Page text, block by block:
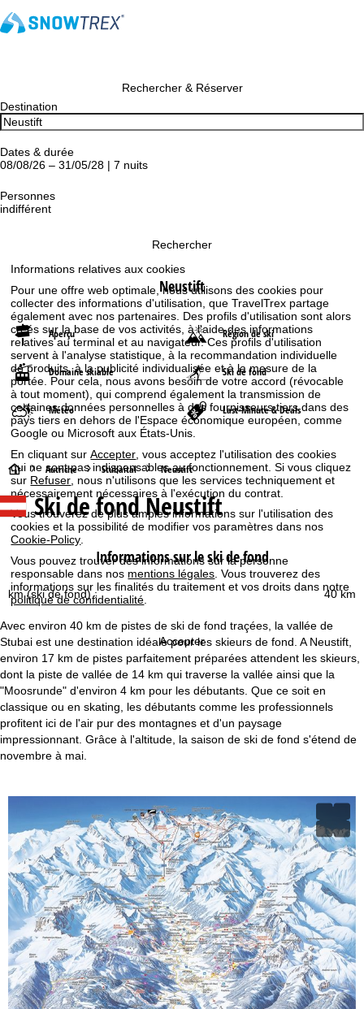
Informations relatives aux cookies
Pour une offre web optimale, nous utilisons des cookies pour
collecter des informations d'utilisation, que TravelTrex partage
également avec nos partenaires. Des profils d'utilisation sont alors
créés sur la base de vos activités, à l'aide des informations
relatives au terminal et au navigateur. Ces profils d'utilisation
servent à l'analyse statistique, à la recommandation individuelle
de produits, à la publicité individualisée et à la mesure de la
portée. Pour cela, nous avons besoin de votre accord (révocable
à tout moment), qui comprend également la transmission de
certaines données personnelles à des fournisseurs tiers dans des
pays tiers en dehors de l'Espace économique européen, comme
Google ou Microsoft aux États-Unis.
En cliquant surAccepter, vous acceptez l'utilisation des cookies
qui ne sont pas indispensables au fonctionnement. Si vous cliquez
sur Refuser, nous n'utilisons que les services techniquement et
nécessairement nécessaires à l'exécution du contrat.
Vous trouverez de plus amples informations sur l'utilisation des
cookies et la possibilité de modifier vos paramètres dans nos
Cookie-Policy
Vous pouvez trouver des informations sur la personne
responsable dans nos mentions légales . Vous trouverez des
informations sur les finalités du traitement et vos droits dans notre
politique de confidentialité
Accepter
Rechercher & Réserver
Destination
Dates & durée
08/08/26 – 31/05/28 | 7 nuits
Personnes
indifférent
Rechercher
Neustift
Aperçu Région de ski
Domaine skiable Ski de fond
Météo Last-Minute & Deals
P
a
g
e
d
a
c
i
l
Autriche Stubaital Neustift
Ski de fond Neustift
Informations sur le ski de fond
40 km
km (ski de fond) :
Avec environ 40 km de pistes de ski de fond traçées, la vallée de
Stubai est une destination idéale pour les skieurs de fond. A Neustift,
environ 17 km de pistes parfaitement préparées attendent les skieurs,
dont la piste de vallée de 14 km qui traverse la vallée ainsi que la
"Moosrunde" d'environ 4 km pour les débutants. Que ce soit en
classique ou en skating, les débutants comme les professionnels
profitent ici de l'air pur des montagnes et d'un paysage
impressionnant. Grâce à l'altitude, la saison de ski de fond s'étend de
novembre à mai.